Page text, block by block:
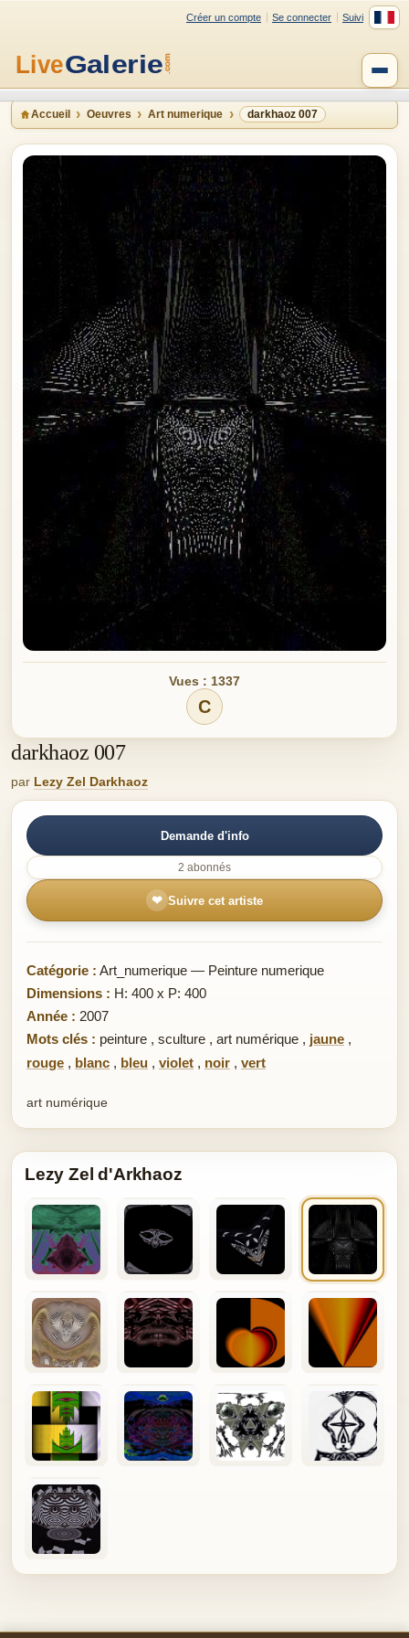
Créer un compte Se connecter Suivi
Accueil Oeuvres Art numerique darkhaoz 007
Vues : 1337
C
darkhaoz 007
par Lezy Zel Darkhaoz
Demande d'info
2 abonnés
❤ Suivre cet artiste
Catégorie : Art_numerique — Peinture numerique
Dimensions : H: 400 x P: 400
Année : 2007
Mots clés : peinture , sculture , art numérique , jaune ,
rouge , blanc , bleu , violet , noir , vert
art numérique
Lezy Zel d'Arkhaoz